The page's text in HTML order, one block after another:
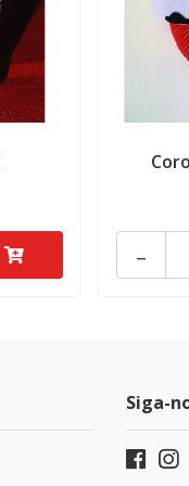
-
Siga-